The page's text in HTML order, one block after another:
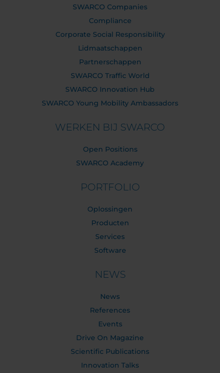
SWARCO Companies
Compliance
Corporate Social Responsibility
Lidmaatschappen
Partnerschappen
SWARCO Traffic World
SWARCO Innovation Hub
SWARCO Young Mobility Ambassadors
WERKEN BIJ SWARCO
Open Positions
SWARCO Academy
PORTFOLIO
Oplossingen
Producten
Services
Software
NEWS
News
References
Events
Drive On Magazine
Scientific Publications
Innovation Talks